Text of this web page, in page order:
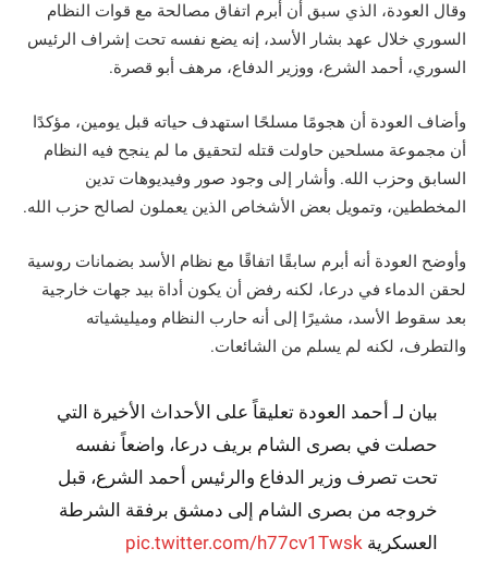
وقال العودة، الذي سبق أن أبرم اتفاق مصالحة مع قوات النظام
السوري خلال عهد بشار الأسد، إنه يضع نفسه تحت إشراف الرئيس
السوري، أحمد الشرع، ووزير الدفاع، مرهف أبو قصرة.
وأضاف العودة أن هجومًا مسلحًا استهدف حياته قبل يومين، مؤكدًا
أن مجموعة مسلحين حاولت قتله لتحقيق ما لم ينجح فيه النظام
السابق وحزب الله. وأشار إلى وجود صور وفيديوهات تدين
المخططين، وتمويل بعض الأشخاص الذين يعملون لصالح حزب الله.
وأوضح العودة أنه أبرم سابقًا اتفاقًا مع نظام الأسد بضمانات روسية
لحقن الدماء في درعا، لكنه رفض أن يكون أداة بيد جهات خارجية
بعد سقوط الأسد، مشيرًا إلى أنه حارب النظام وميليشياته
والتطرف، لكنه لم يسلم من الشائعات.
بيان لـ أحمد العودة تعليقاً على الأحداث الأخيرة التي
حصلت في بصرى الشام بريف درعا، واضعاً نفسه
تحت تصرف وزير الدفاع والرئيس أحمد الشرع، قبل
خروجه من بصرى الشام إلى دمشق برفقة الشرطة
العسكرية pic.twitter.com/h77cv1Twsk